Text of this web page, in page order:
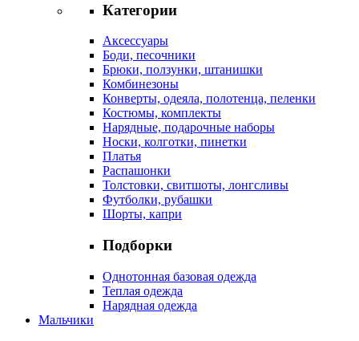
Категории
Аксессуары
Боди, песочники
Брюки, ползунки, штанишки
Комбинезоны
Конверты, одеяла, полотенца, пеленки
Костюмы, комплекты
Нарядные, подарочные наборы
Носки, колготки, пинетки
Платья
Распашонки
Толстовки, свитшоты, лонгсливы
Футболки, рубашки
Шорты, капри
Подборки
Однотонная базовая одежда
Теплая одежда
Нарядная одежда
Мальчики